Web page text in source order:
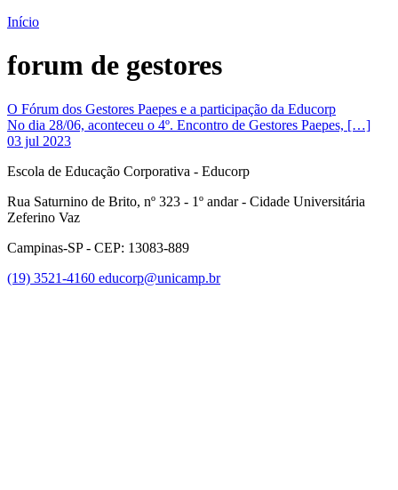
Início
forum de gestores
O Fórum dos Gestores Paepes e a participação da Educorp
No dia 28/06, aconteceu o 4º. Encontro de Gestores Paepes, […]
03 jul 2023
Escola de Educação Corporativa - Educorp
Rua Saturnino de Brito, nº 323 - 1º andar - Cidade Universitária
Zeferino Vaz
Campinas-SP - CEP: 13083-889
(19) 3521-4160 educorp@unicamp.br